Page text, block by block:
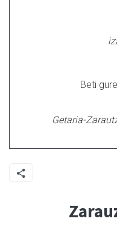
Beti
Getaria-